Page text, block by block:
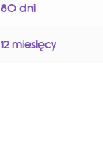
80 dni
12 miesięcy